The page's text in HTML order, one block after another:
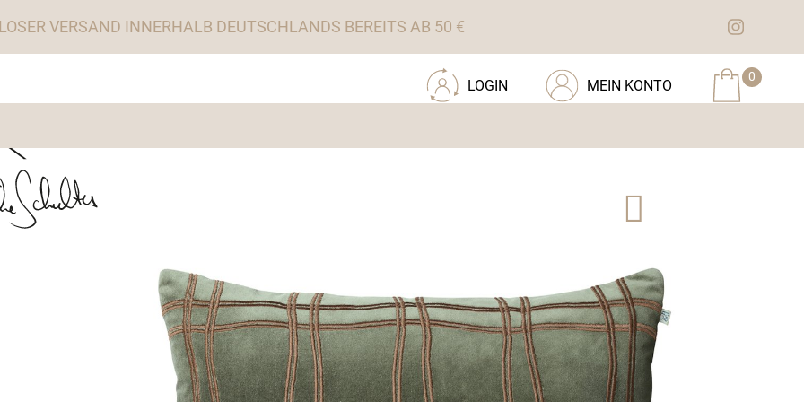
VERSAND INNERHALB DEUTSCHLANDS BEREITS AB 50 €
0
MEIN KONTO
LOGIN